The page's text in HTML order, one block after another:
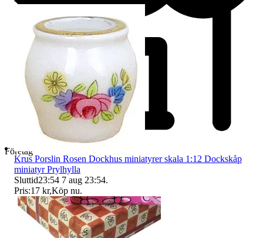
Företag
Krus Porslin Rosen Dockhus miniatyrer skala 1:12 Dockskåp
miniatyr Prylhylla
Sluttid23:54 7 aug 23:54.
Pris:17 kr,Köp nu.